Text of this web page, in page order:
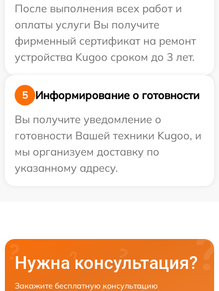
После выполнения всех работ и
оплаты услуги Вы получите
фирменный сертификат на ремонт
устройства Kugoo сроком до 3 лет.
5
Информирование о готовности
Вы получите уведомление о
готовности Вашей техники Kugoo, и
мы организуем доставку по
указанному адресу.
Нужна консультация?
Закажите бесплатную консультацию